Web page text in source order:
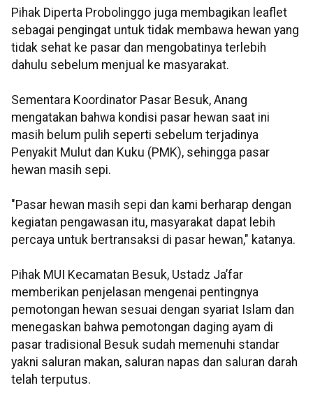
Pihak Diperta Probolinggo juga membagikan leaflet
sebagai pengingat untuk tidak membawa hewan yang
tidak sehat ke pasar dan mengobatinya terlebih
dahulu sebelum menjual ke masyarakat.
Sementara Koordinator Pasar Besuk, Anang
mengatakan bahwa kondisi pasar hewan saat ini
masih belum pulih seperti sebelum terjadinya
Penyakit Mulut dan Kuku (PMK), sehingga pasar
hewan masih sepi.
"Pasar hewan masih sepi dan kami berharap dengan
kegiatan pengawasan itu, masyarakat dapat lebih
percaya untuk bertransaksi di pasar hewan," katanya.
Pihak MUI Kecamatan Besuk, Ustadz Ja’far
memberikan penjelasan mengenai pentingnya
pemotongan hewan sesuai dengan syariat Islam dan
menegaskan bahwa pemotongan daging ayam di
pasar tradisional Besuk sudah memenuhi standar
yakni saluran makan, saluran napas dan saluran darah
telah terputus.